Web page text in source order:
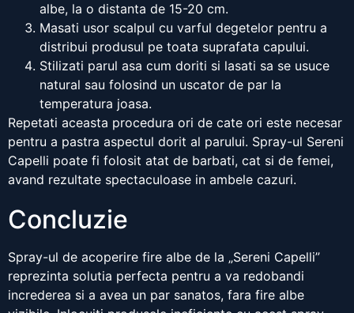
albe, la o distanta de 15-20 cm.
Masati usor scalpul cu varful degetelor pentru a
distribui produsul pe toata suprafata capului.
Stilizati parul asa cum doriti si lasati sa se usuce
natural sau folosind un uscator de par la
temperatura joasa.
Repetati aceasta procedura ori de cate ori este necesar
pentru a pastra aspectul dorit al parului. Spray-ul Sereni
Capelli poate fi folosit atat de barbati, cat si de femei,
avand rezultate spectaculoase in ambele cazuri.
Concluzie
Spray-ul de acoperire fire albe de la „Sereni Capelli”
reprezinta solutia perfecta pentru a va redobandi
increderea si a avea un par sanatos, fara fire albe